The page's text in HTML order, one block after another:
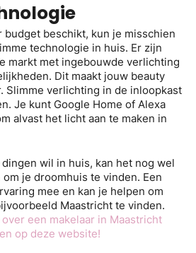
beschikt, kun je misschien
technologie in huis. Er zijn
markt met ingebouwde verlichting
Dit maakt jouw beauty
Slimme verlichting in de inloopkast
Je kunt Google Home of Alexa
alvast het licht aan te maken in
wil in huis, kan het nog wel
je droomhuis te vinden. Een
mee en kan je helpen om
Maastricht te vinden.
een makelaar in Maastricht
op deze website!